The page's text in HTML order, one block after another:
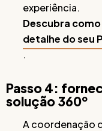
experiência.
Descubra
detalhe do seu
.
Passo 4:
solução 360º
A coordenação